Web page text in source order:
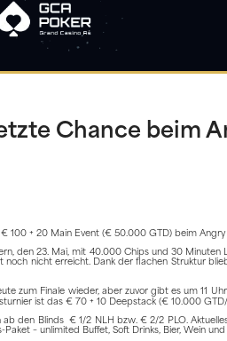
Chance beim
100 + 20 Main Event (€ 50.000 GTD) beim
den 23. Mai, mit 40.000 Chips und 30 Minuten
nicht erreicht. Dank der flachen Struktur
zum Finale wieder, aber zuvor gibt es um 11
ist das € 70 + 10 Deepstack (€ 10.000 GTD/
ab den Blinds € 1/2 NLH bzw. € 2/2 PLO.
– unlimited Buffet, Soft Drinks, Bier, Wein